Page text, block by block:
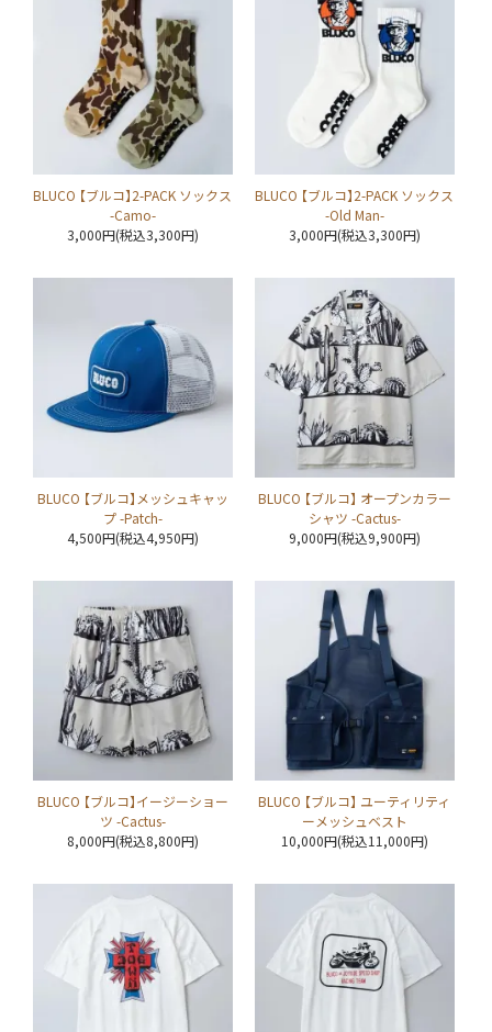
BLUCO 【ブルコ】2-PACK ソックス
-Camo-
3,000円(税込3,300円)
BLUCO 【ブルコ】2-PACK ソックス
-Old Man-
3,000円(税込3,300円)
BLUCO 【ブルコ】メッシュキャッ
プ -Patch-
4,500円(税込4,950円)
BLUCO 【ブルコ】 オープンカラー
シャツ -Cactus-
9,000円(税込9,900円)
BLUCO 【ブルコ】イージーショー
ツ -Cactus-
8,000円(税込8,800円)
BLUCO 【ブルコ】 ユーティリティ
ーメッシュベスト
10,000円(税込11,000円)